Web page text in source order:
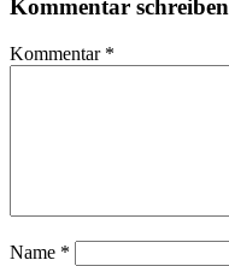
Kommentar schreiben
Kommentar *
Name *